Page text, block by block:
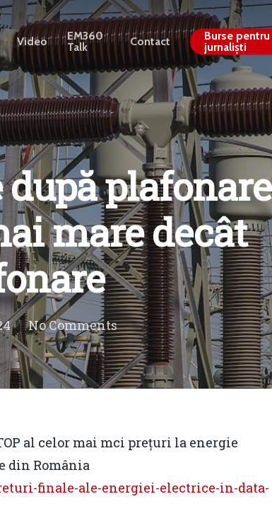
Video
EM360
Talk
Contact
Burse pentru
jurnaliști
plafonare
mare decât
No Comments
al celor mai mci prețuri la energie
din România
finale-ale-energiei-electrice-in-data-